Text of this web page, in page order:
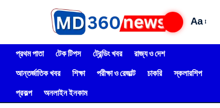
Aa
প্রথম পাতা টেক টিপস ট্রেন্ডিং খবর
রাজ্য ও দেশ
আন্তর্জাতিক খবর
শিক্ষা পরীক্ষা ও রেজাল্ট চাকরি
স্কলারশিপ
প্রকল্প
অনলাইন ইনকাম